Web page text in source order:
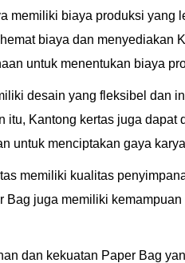
memiliki biaya produksi
biaya dan
untuk menentukan biaya
desain yang fleksibel dan
itu, Kantong kertas juga
untuk menciptakan gaya
memiliki kualitas
juga memiliki
dan kekuatan Paper Bag